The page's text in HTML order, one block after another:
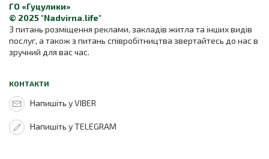
ГО «Гуцулики»
© 2025 "Nadvirna.life"
З питань розміщення реклами, закладів житла та інших видів
послуг, а також з питань співробітництва звертайтесь до нас в
зручний для вас час.
КОНТАКТИ
Напишіть у VIBER
Напишіть у TELEGRAM